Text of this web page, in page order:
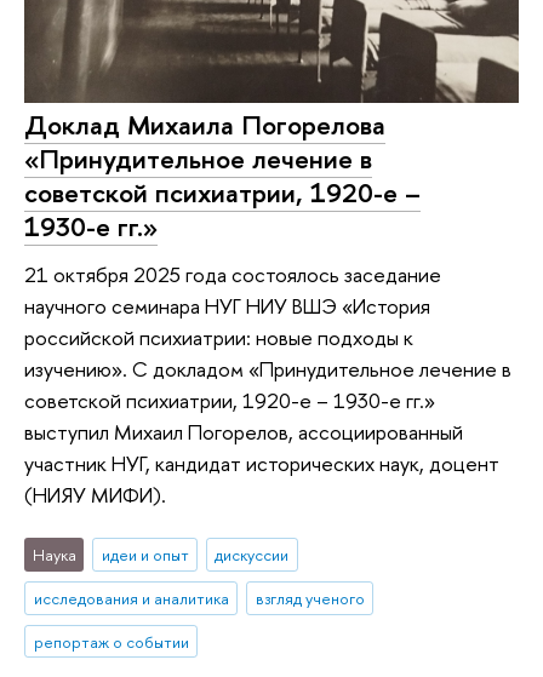
Доклад Михаила Погорелова
«Принудительное лечение в
советской психиатрии, 1920-е –
1930-е гг.»
21 октября 2025 года состоялось заседание
научного семинара НУГ НИУ ВШЭ «История
российской психиатрии: новые подходы к
изучению». С докладом «Принудительное лечение в
советской психиатрии, 1920-е – 1930-е гг.»
выступил Михаил Погорелов, ассоциированный
участник НУГ, кандидат исторических наук, доцент
(НИЯУ МИФИ).
Наука идеи и опыт
дискуссии
исследования и аналитика
взгляд ученого
репортаж о событии